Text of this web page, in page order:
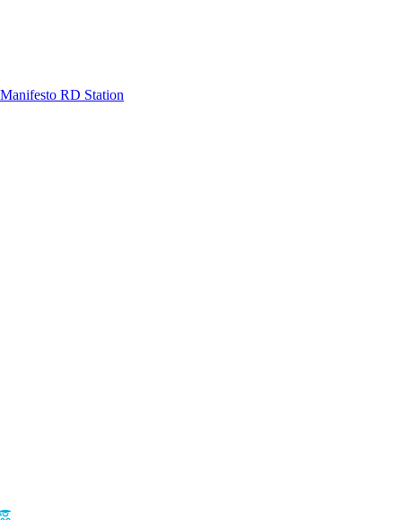
Manifesto RD Station